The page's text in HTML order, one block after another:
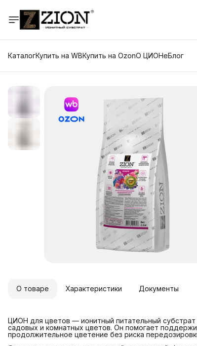
КаталогКупить на WBКупить на OzonО ЦИОНеБлог
О товаре Характеристики Документы
ЦИОН для цветов — ионитный питательный
садовых и комнатных цветов. Он помогает
продолжительное цветение без риска